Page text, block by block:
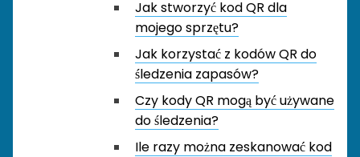
Jak stworzyć kod QR dla
mojego sprzętu?
Jak korzystać z kodów QR do
śledzenia zapasów?
Czy kody QR mogą być używane
do śledzenia?
Ile razy można zeskanować kod